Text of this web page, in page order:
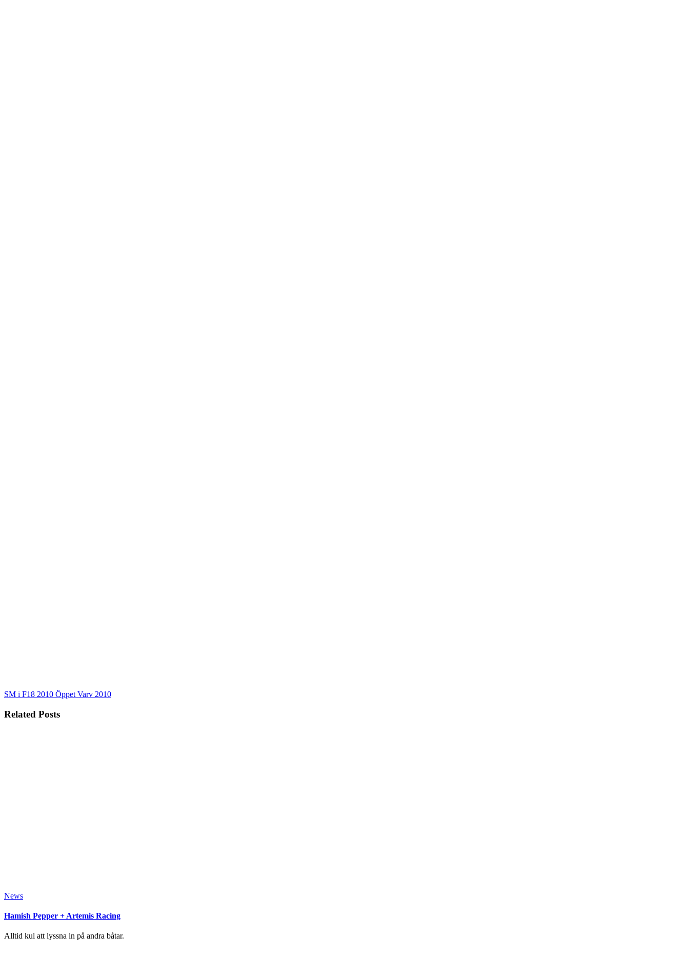
SM i F18 2010 Öppet Varv 2010
Related Posts
News
Hamish Pepper + Artemis Racing
Alltid kul att lyssna in på andra båtar.